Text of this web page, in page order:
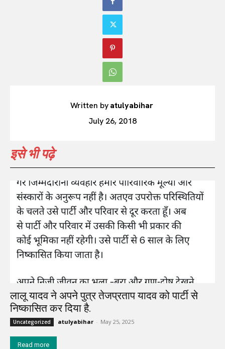
Written byatulyabihar
July 26, 2018
इसे भी पढ़े
लालू यादव ने अपने पुत्र तेजप्रताप यादव को पार्टी से
निष्कासित कर दिया है.
Uncategorized atulyabihar - May 25, 2025
Read more